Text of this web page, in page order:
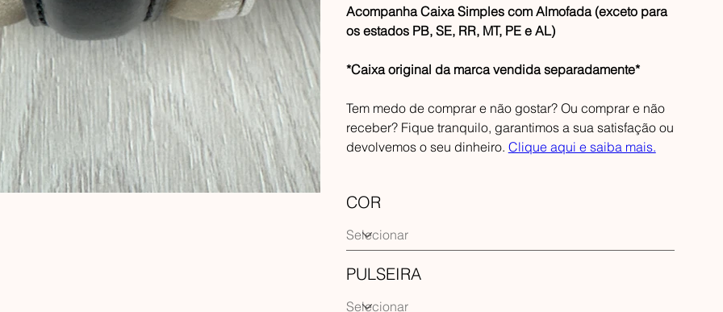
Acompanha Caixa Simples com Almofada (exceto para
os estados PB, SE, RR, MT, PE e AL)
*Caixa original da marca vendida separadamente*
Tem medo de comprar e não gostar? Ou comprar e não
receber? Fique tranquilo, garantimos a sua satisfação ou
devolvemos o seu dinheiro. Clique aqui e saiba mais.
COR
PULSEIRA